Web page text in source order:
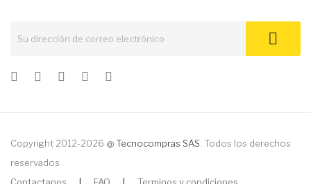
Copyright 2012-2026 @ Tecnocompras SAS . Todos los derechos
reservados